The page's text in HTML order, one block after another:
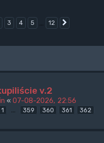
z12
3 4 5 … 12
v.2
« 07-08-2026, 22:56
1 … 359 360 361 362